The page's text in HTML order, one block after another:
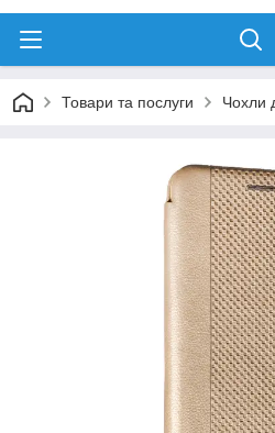
Товари та послуги Чохли